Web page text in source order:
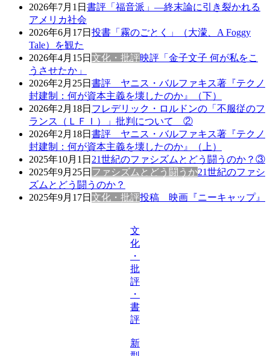
2026年7月1日 書評「福音派」―終末論に引き裂かれる
アメリカ社会
2026年6月17日 投書「霧のごとく」（大濛、A Foggy
Tale）を観た
2026年4月15日 文化・批評映評「金子文子 何が私をこ
うさせたか」
2026年2月25日 書評 ヤニス・バルファキス著『テクノ
封建制：何が資本主義を壊したのか』（下）
2026年2月18日 フレデリック・ロルドンの「不服従のフ
ランス（ＬＦＩ）」批判について ②
2026年2月18日 書評 ヤニス・バルファキス著『テクノ
封建制：何が資本主義を壊したのか』（上）
2025年10月1日 21世紀のファシズムとどう闘うのか？③
2025年9月25日 ファシズムとどう闘うか21世紀のファシ
ズムとどう闘うのか？
2025年9月17日 文化・批評投稿 映画『ニーキャップ』
文
化
・
批
評
・
書
評
新